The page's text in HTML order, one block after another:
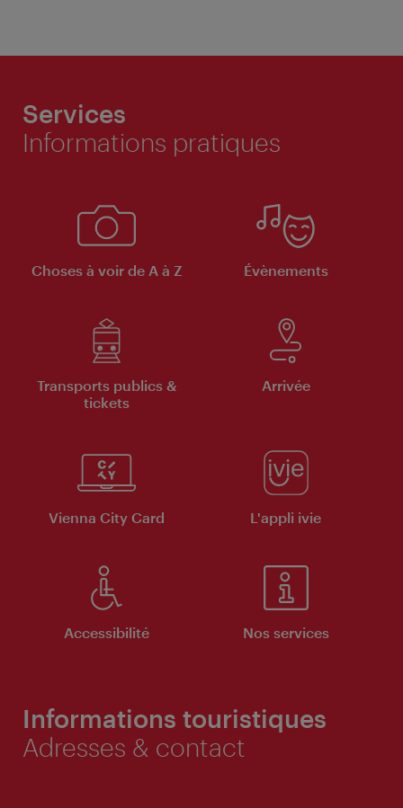
Services
Informations pratiques
Choses à voir de A à Z Évènements
Transports publics &
tickets
Arrivée
Vienna City Card L'appli ivie
Accessibilité Nos services
Informations touristiques
Adresses & contact